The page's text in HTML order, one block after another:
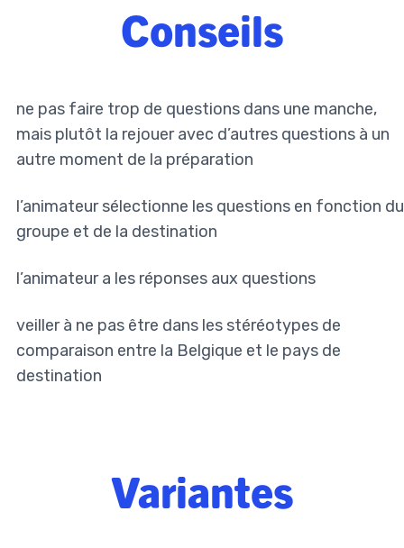
Conseils
ne pas faire trop de questions dans une manche,
mais plutôt la rejouer avec d’autres questions à un
autre moment de la préparation
l’animateur sélectionne les questions en fonction du
groupe et de la destination
l’animateur a les réponses aux questions
veiller à ne pas être dans les stéréotypes de
comparaison entre la Belgique et le pays de
destination
Variantes